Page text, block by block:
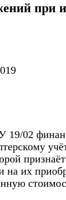
при
19/02
на их